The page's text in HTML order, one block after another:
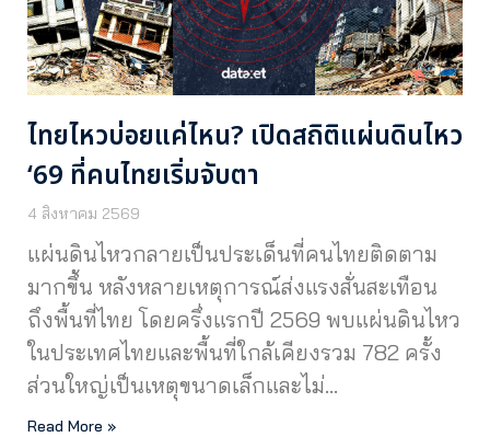
ไทยไหวบ่อยแค่ไหน? เปิดสถิติแผ่นดินไหว
‘69 ที่คนไทยเริ่มจับตา
4 สิงหาคม 2569
แผ่นดินไหวกลายเป็นประเด็นที่คนไทยติดตาม
มากขึ้น หลังหลายเหตุการณ์ส่งแรงสั่นสะเทือน
ถึงพื้นที่ไทย โดยครึ่งแรกปี 2569 พบแผ่นดินไหว
ในประเทศไทยและพื้นที่ใกล้เคียงรวม 782 ครั้ง
ส่วนใหญ่เป็นเหตุขนาดเล็กและไม่…
Read More »